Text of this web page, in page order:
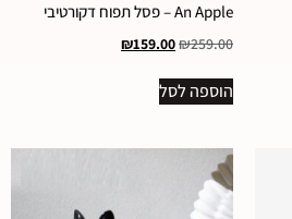
An Apple – פסל תפוח דקורטיבי
₪259.00
₪159.00
הוספה לסל